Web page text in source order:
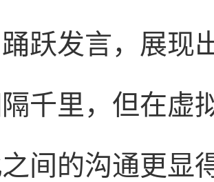
跃发言，展现
千里，但在虚
间的沟通更显